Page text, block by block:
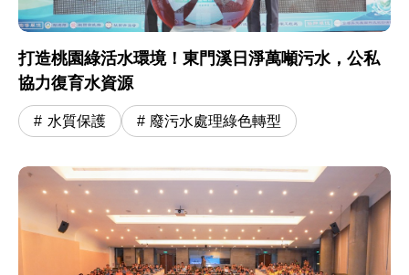
打造桃園綠活水環境！東門溪日淨萬噸污水，公私
協力復育水資源
水質保護 廢污水處理綠色轉型